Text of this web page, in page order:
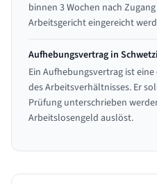
binnen 3 Wochen nach
Arbeitsgericht eingereicht
Aufhebungsvertrag in
Ein Aufhebungsvertrag ist
des Arbeitsverhältnisses. Er
Prüfung unterschrieben
Arbeitslosengeld auslöst.